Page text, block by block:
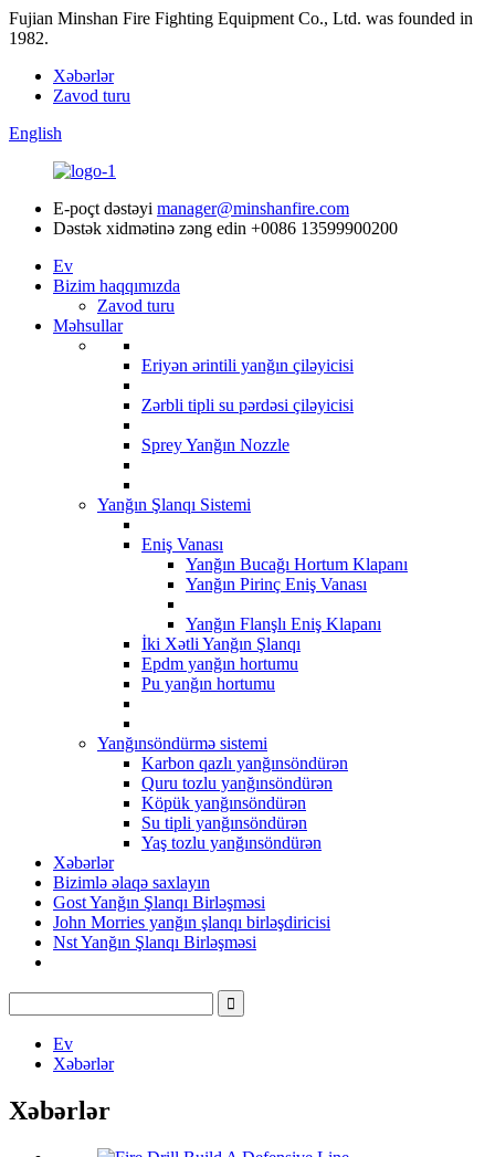
Fujian Minshan Fire Fighting Equipment Co., Ltd. was founded in
1982.
Xəbərlər
Zavod turu
English
E-poçt dəstəyi manager@minshanfire.com
Dəstək xidmətinə zəng edin +0086 13599900200
Ev
Bizim haqqımızda
Zavod turu
Məhsullar
Eriyən ərintili yanğın çiləyicisi
Zərbli tipli su pərdəsi çiləyicisi
Sprey Yanğın Nozzle
Yanğın Şlanqı Sistemi
Eniş Vanası
Yanğın Bucağı Hortum Klapanı
Yanğın Pirinç Eniş Vanası
Yanğın Flanşlı Eniş Klapanı
İki Xətli Yanğın Şlanqı
Epdm yanğın hortumu
Pu yanğın hortumu
Yanğınsöndürmə sistemi
Karbon qazlı yanğınsöndürən
Quru tozlu yanğınsöndürən
Köpük yanğınsöndürən
Su tipli yanğınsöndürən
Yaş tozlu yanğınsöndürən
Xəbərlər
Bizimlə əlaqə saxlayın
Gost Yanğın Şlanqı Birləşməsi
John Morries yanğın şlanqı birləşdiricisi
Nst Yanğın Şlanqı Birləşməsi
Ev
Xəbərlər
Xəbərlər